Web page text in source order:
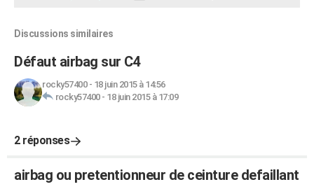
Discussions similaires
Défaut airbag sur C4
rocky57400- 18 juin 2015 à 14:56
rocky57400- 18 juin 2015 à 17:09
2 réponses
airbag ou pretentionneur de ceinture defaillant